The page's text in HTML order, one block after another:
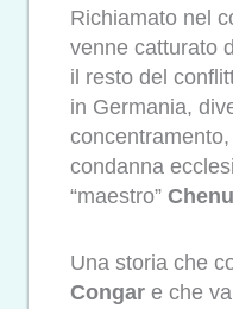
Richiamato nel
venne catturato
il resto del
in Germania,
condanna
“maestro” Chenu
Una storia che
Congar e che